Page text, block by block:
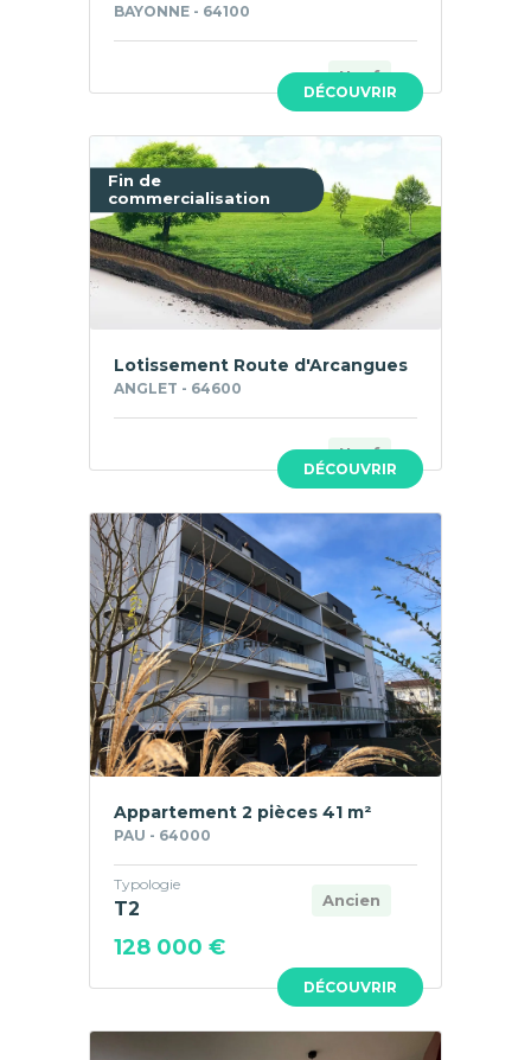
DÉCOUVRIR
BAYONNE - 64100
Neuf
Fin de
commercialisation
DÉCOUVRIR
Lotissement Route d'Arcangues
ANGLET - 64600
Neuf
DÉCOUVRIR
Appartement 2 pièces 41 m²
PAU - 64000
Ancien
Typologie
T2
128 000 €